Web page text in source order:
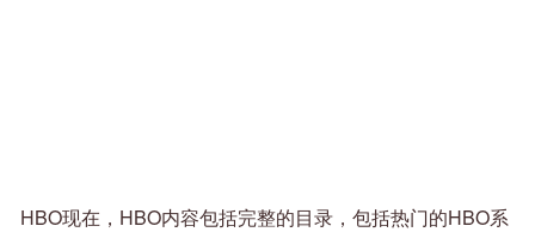
HBO现在，HBO内容包括完整的目录，包括热门的HBO系